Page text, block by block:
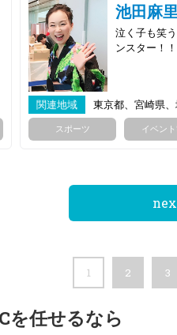
池田麻
泣く子も笑
ンスター！！
関連地域 東京都、宮崎県
スポーツ イベン
1 2 3
を任せるなら